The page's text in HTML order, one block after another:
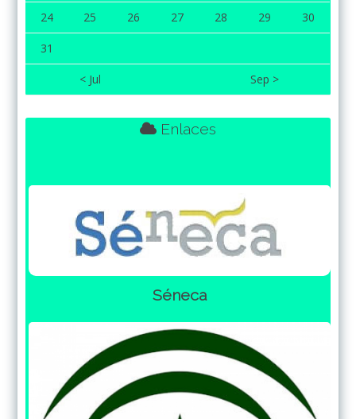
24 25 26 27 28 29 30
31
< Jul Sep >
Enlaces
Séneca